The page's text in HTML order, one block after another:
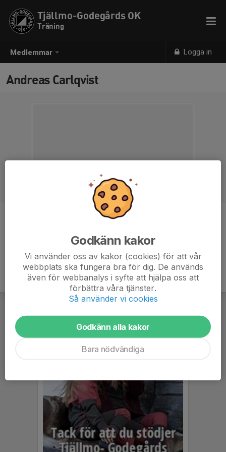
Medlemmar Logga in
Tjällmo-Godegårds OK
Träning
Andreas Carlqvist
Godkänn kakor
Vi använder oss av kakor (cookies) för att vår
webbplats ska fungera bra för dig. De används
även för webbanalys i syfte att hjälpa oss att
förbättra våra tjänster.
Så använder vi cookies
Godkänn alla kakor
Bara nödvändiga